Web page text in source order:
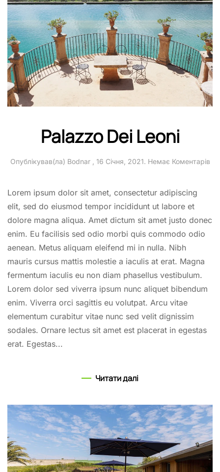
Palazzo Dei Leoni
Опублікував(ла) Bodnar, 16 Січня, 2021. Немає Коментарівдо
Lorem ipsum dolor sit amet, consectetur adipiscing
elit, sed do eiusmod tempor incididunt ut labore et
dolore magna aliqua. Amet dictum sit amet justo donec
enim. Eu facilisis sed odio morbi quis commodo odio
aenean. Metus aliquam eleifend mi in nulla. Nibh
mauris cursus mattis molestie a iaculis at erat. Magna
fermentum iaculis eu non diam phasellus vestibulum.
Lorem dolor sed viverra ipsum nunc aliquet bibendum
enim. Viverra orci sagittis eu volutpat. Arcu vitae
elementum curabitur vitae nunc sed velit dignissim
sodales. Ornare lectus sit amet est placerat in egestas
erat. Egestas...
Читати далі